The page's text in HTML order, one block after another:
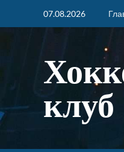
07.08.2026
клуб